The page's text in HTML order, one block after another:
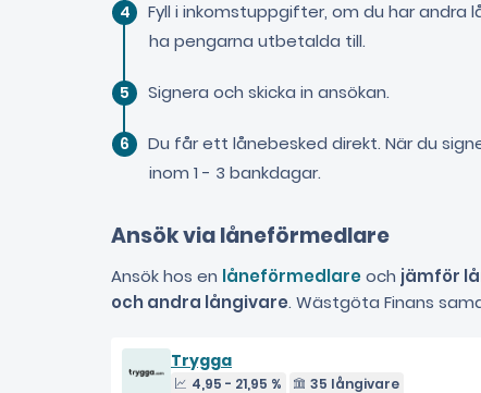
Fyll i inkomstuppgifter, om du har andra
ha pengarna utbetalda till.
Signera och skicka in ansökan.
Du får ett lånebesked direkt. När du
inom 1 - 3 bankdagar.
Ansök via låneförmedlare
Ansök hos en låneförmedlareoch jämför
och andra långivare. Wästgöta Finans
Trygga
4,95 - 21,95 % 35 långivare